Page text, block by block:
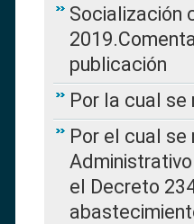
Socialización
publicación
Por la cual se
Por el cual
el Decreto